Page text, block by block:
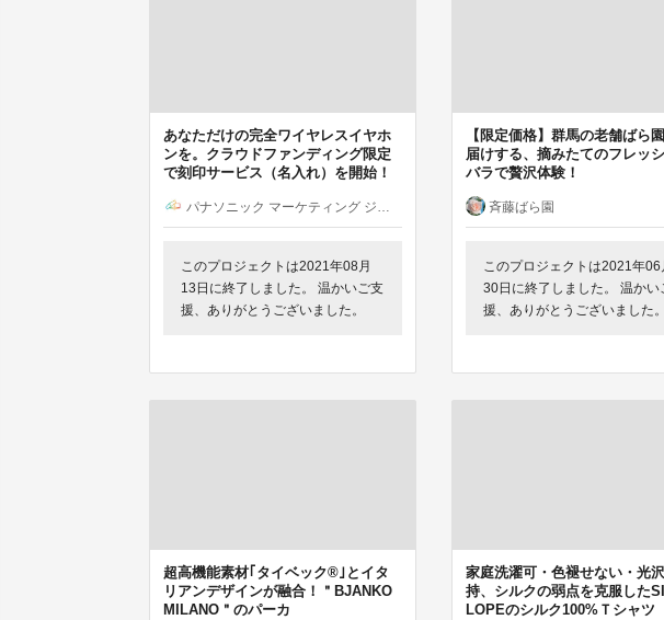
あなただけの完全ワイヤレスイヤホ
ンを。クラウドファンディング限定
で刻印サービス（名入れ）を開始！
パナソニック マーケティング ジャパン（株）
このプロジェクトは2021年08月
13日に終了しました。 温かいご支
援、ありがとうございました。
【限定価格】群馬の老舗ばら
届けする、摘みたてのフレッ
バラで贅沢体験！
斉藤ばら園
このプロジェクトは2021年06
30日に終了しました。 温かい
援、ありがとうございました。
超高機能素材｢タイベック®︎｣とイタ
リアンデザインが融合！＂BJANKO
MILANO＂のパーカ
家庭洗濯可・色褪せない・光
持、シルクの弱点を克服した
LOPEのシルク100%Ｔシャツ